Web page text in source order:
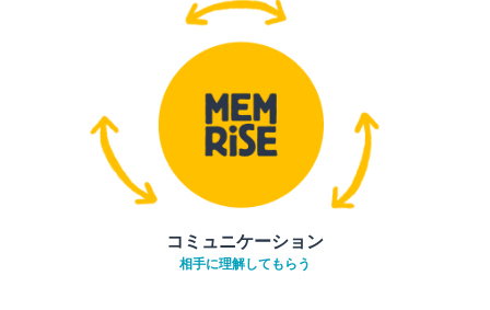
コミュニケーション
相手に理解してもらう